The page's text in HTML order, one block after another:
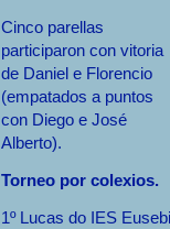
Cinco parellas
participaron con vitoria
de Daniel e Florencio
(empatados a puntos
con Diego e José
Alberto).
Torneo por colexios.
1º Lucas do IES